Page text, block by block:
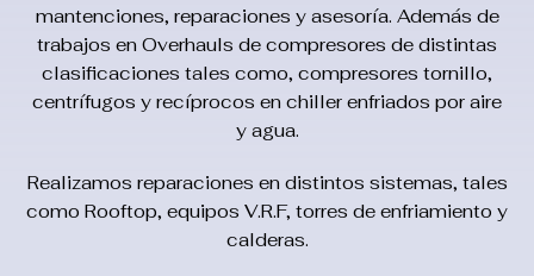
mantenciones, reparaciones y asesoría. Además de
trabajos en Overhauls de compresores de distintas
clasificaciones tales como, compresores tornillo,
centrífugos y recíprocos en chiller enfriados por aire
y agua.
Realizamos reparaciones en distintos sistemas, tales
como Rooftop, equipos V.R.F, torres de enfriamiento y
calderas.